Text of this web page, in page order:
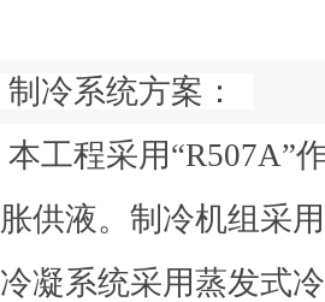
制冷系统方案：
本工程采用“R507A”
胀供液。制冷机组采
冷凝系统采用蒸发式